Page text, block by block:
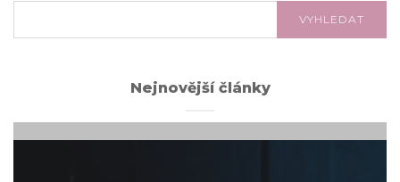
VYHLEDAT
Nejnovější články